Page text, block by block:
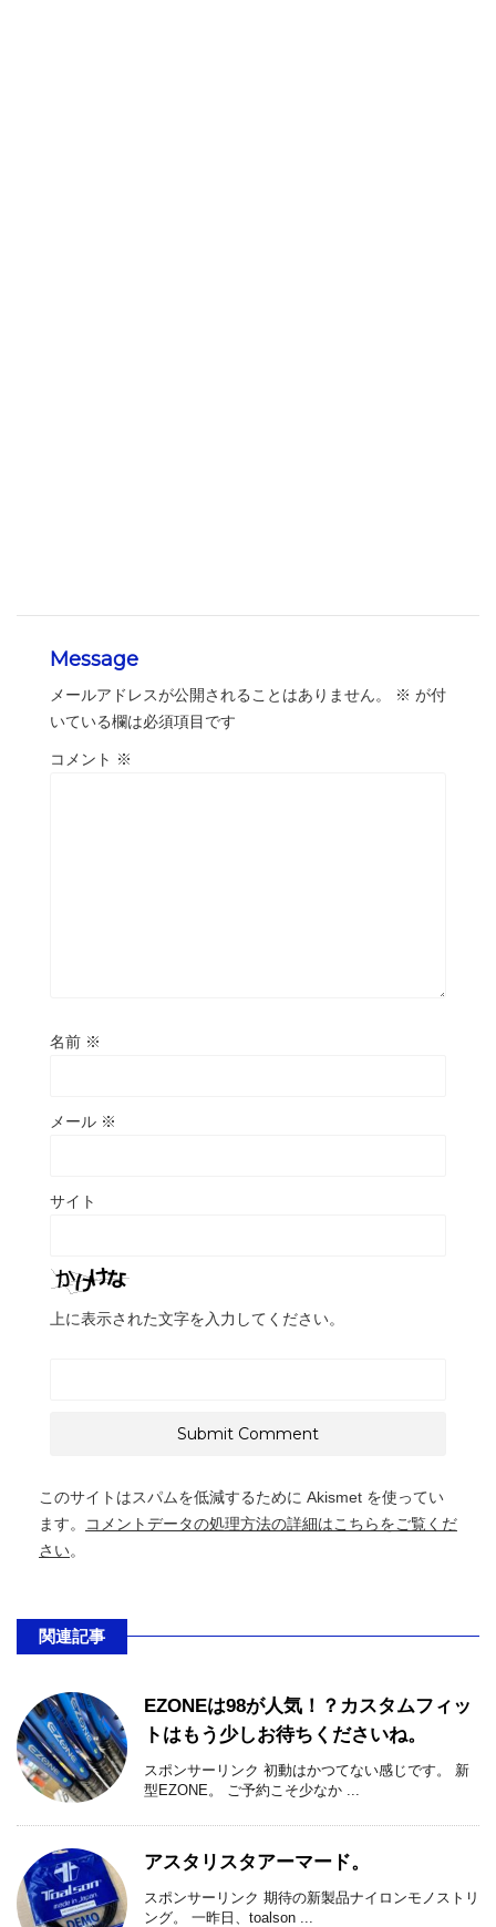
Message
メールアドレスが公開されることはありません。 ※ が付
いている欄は必須項目です
コメント ※
名前 ※
メール ※
サイト
上に表示された文字を入力してください。
このサイトはスパムを低減するために Akismet を使ってい
ます。
コメントデータの処理方法の詳細はこちらをご覧くだ
さい。
関連記事
EZONEは98が人気！？カスタムフィッ
トはもう少しお待ちくださいね。
スポンサーリンク 初動はかつてない感じです。 新
型EZONE。 ご予約こそ少なか ...
アスタリスタアーマード。
スポンサーリンク 期待の新製品ナイロンモノストリ
ング。 一昨日、toalson ...